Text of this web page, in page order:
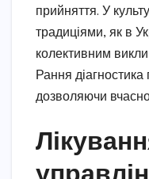
прийняття. У
традиціями, як в
колективним
Рання
дозволяючи